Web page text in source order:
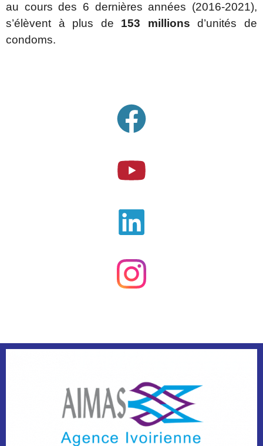
au cours des 6 dernières années (2016-2021),
s’élèvent à plus de 153 millions d’unités de
condoms.